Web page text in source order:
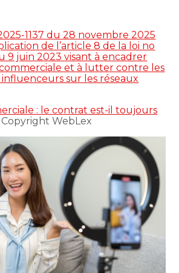
1137 du 28 novembre 2025
de l’article 8 de la loi no
9 juin 2023 visant à encadrer
commerciale et à lutter contre les
influenceurs sur les réseaux
: le contrat est-il toujours
WebLex